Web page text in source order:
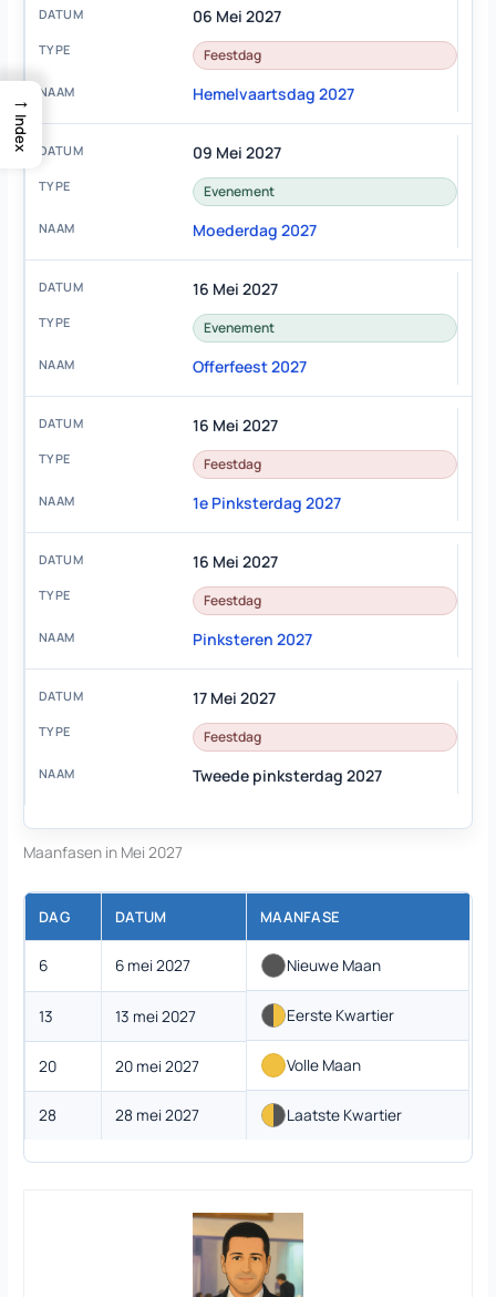
06 Mei 2027
Feestdag
Hemelvaartsdag 2027
09 Mei 2027
Evenement
Moederdag 2027
16 Mei 2027
Evenement
Offerfeest 2027
16 Mei 2027
Feestdag
1e Pinksterdag 2027
16 Mei 2027
Feestdag
Pinksteren 2027
17 Mei 2027
Feestdag
Tweede pinksterdag 2027
Maanfasen in Mei 2027
DAG DATUM MAANFASE
6 6 mei 2027 Nieuwe Maan
13 13 mei 2027 Eerste Kwartier
20 20 mei 2027 Volle Maan
28 28 mei 2027 Laatste Kwartier
→
Index